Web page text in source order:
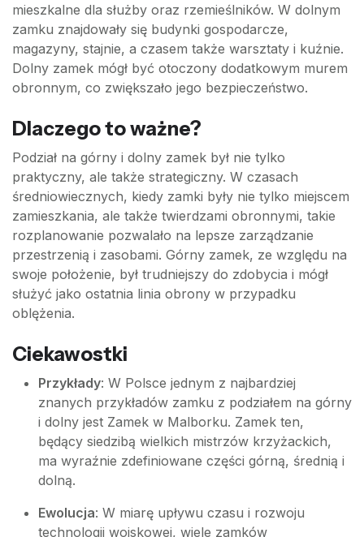
mieszkalne dla służby oraz rzemieślników. W dolnym
zamku znajdowały się budynki gospodarcze,
magazyny, stajnie, a czasem także warsztaty i kuźnie.
Dolny zamek mógł być otoczony dodatkowym murem
obronnym, co zwiększało jego bezpieczeństwo.
Dlaczego to ważne?
Podział na górny i dolny zamek był nie tylko
praktyczny, ale także strategiczny. W czasach
średniowiecznych, kiedy zamki były nie tylko miejscem
zamieszkania, ale także twierdzami obronnymi, takie
rozplanowanie pozwalało na lepsze zarządzanie
przestrzenią i zasobami. Górny zamek, ze względu na
swoje położenie, był trudniejszy do zdobycia i mógł
służyć jako ostatnia linia obrony w przypadku
oblężenia.
Ciekawostki
Przykłady: W Polsce jednym z najbardziej
znanych przykładów zamku z podziałem na górny
i dolny jest Zamek w Malborku. Zamek ten,
będący siedzibą wielkich mistrzów krzyżackich,
ma wyraźnie zdefiniowane części górną, średnią i
dolną.
Ewolucja: W miarę upływu czasu i rozwoju
technologii wojskowej, wiele zamków